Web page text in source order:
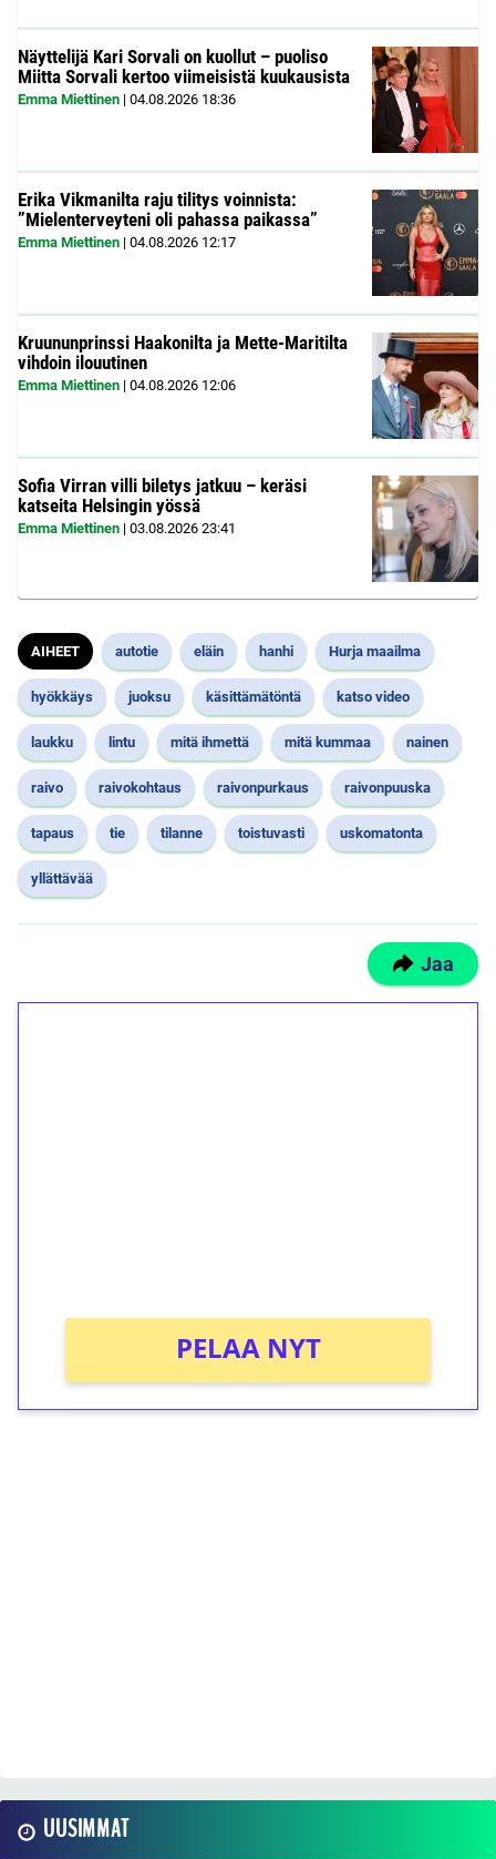
Näyttelijä Kari Sorvali on kuollut – puoliso
Miitta Sorvali kertoo viimeisistä kuukausista
Emma Miettinen | 04.08.2026 18:36
Erika Vikmanilta raju tilitys voinnista:
”Mielenterveyteni oli pahassa paikassa”
Emma Miettinen | 04.08.2026 12:17
Kruununprinssi Haakonilta ja Mette-Maritilta
vihdoin ilouutinen
Emma Miettinen | 04.08.2026 12:06
Sofia Virran villi biletys jatkuu – keräsi
katseita Helsingin yössä
Emma Miettinen | 03.08.2026 23:41
AIHEET autotie eläin hanhi Hurja maailma
hyökkäys juoksu käsittämätöntä katso video
laukku lintu mitä ihmettä mitä kummaa nainen
raivo raivokohtaus raivonpurkaus raivonpuuska
tapaus tie tilanne toistuvasti uskomatonta
yllättävää
Jaa
PELAA NYT
UUSIMMAT